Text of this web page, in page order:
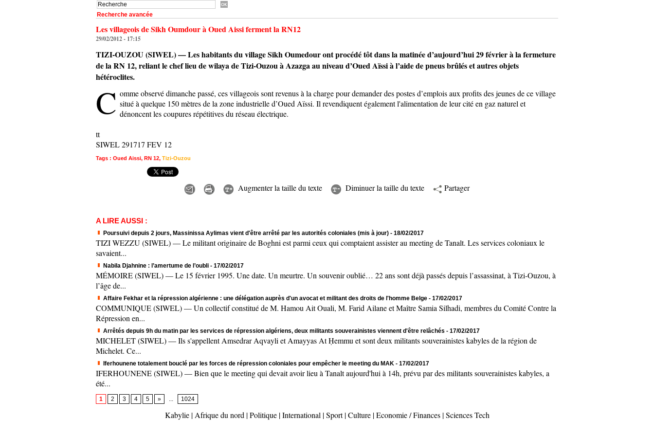
Recherche avancée
Les villageois de Sikh Oumdour à Oued Aissi ferment la RN12
29/02/2012 - 17:15
TIZI-OUZOU (SIWEL) — Les habitants du village Sikh Oumedour ont procédé tôt dans la matinée d’aujourd’hui 29 février à la fermeture
de la RN 12, reliant le chef lieu de wilaya de Tizi-Ouzou à Azazga au niveau d’Oued Aïssi à l’aide de pneus brûlés et autres objets
hétéroclites.
C omme observé dimanche passé, ces villageois sont revenus à la charge pour demander des postes d’emplois aux profits des jeunes de ce village
situé à quelque 150 mètres de la zone industrielle d’Oued Aïssi. Il revendiquent également l'alimentation de leur cité en gaz naturel et
dénoncent les coupures répétitives du réseau électrique.
tt
SIWEL 291717 FEV 12
Tags : Oued Aissi, RN 12, Tizi-Ouzou
Augmenter la taille du texte Diminuer la taille du texte Partager
A LIRE AUSSI :
Poursuivi depuis 2 jours, Massinissa Aylimas vient d'être arrêté par les autorités coloniales (mis à jour) - 18/02/2017
TIZI WEZZU (SIWEL) — Le militant originaire de Boghni est parmi ceux qui comptaient assister au meeting de Tanalt. Les services coloniaux le
savaient...
Nabila Djahnine : l’amertume de l’oubli - 17/02/2017
MÉMOIRE (SIWEL) — Le 15 février 1995. Une date. Un meurtre. Un souvenir oublié… 22 ans sont déjà passés depuis l’assassinat, à Tizi-Ouzou, à
l’âge de...
Affaire Fekhar et la répression algérienne : une délégation auprès d'un avocat et militant des droits de l'homme Belge - 17/02/2017
COMMUNIQUE (SIWEL) — Un collectif constitué de M. Hamou Ait Ouali, M. Farid Ailane et Maître Samia Silhadi, membres du Comité Contre la
Répression en...
Arrêtés depuis 9h du matin par les services de répression algériens, deux militants souverainistes viennent d'être relâchés - 17/02/2017
MICHELET (SIWEL) — Ils s'appellent Amsedrar Aqvayli et Amayyas At Ḥemmu et sont deux militants souverainistes kabyles de la région de
Michelet. Ce...
Iferhounene totalement bouclé par les forces de répression coloniales pour empêcher le meeting du MAK - 17/02/2017
IFERHOUNENE (SIWEL) — Bien que le meeting qui devait avoir lieu à Tanalt aujourd'hui à 14h, prévu par des militants souverainistes kabyles, a
été...
1 2 3 4 5 » 1024
Kabylie | Afrique du nord |Politique |International |Sport |Culture |Economie / Finances |Sciences Tech